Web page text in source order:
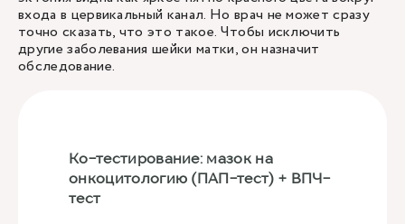
входа в цервикальный канал. Но врач не может сразу
точно сказать, что это такое. Чтобы исключить
другие заболевания шейки матки, он назначит
обследование.
Ко-тестирование: мазок на
онкоцитологию (ПАП-тест) + ВПЧ-
тест